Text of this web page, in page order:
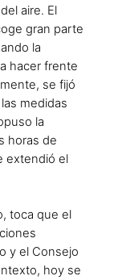
aire. El
gran parte
la
hacer frente
se fijó
medidas
la
horas de
extendió el
toca que el
y el Consejo
hoy se